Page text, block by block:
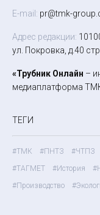
E-mail: pr@tmk-
Адрес редакции:
ул. Покровка, д.40
«Трубник Онлайн –
медиаплатформа
ТЕГИ
#ТМК #ПНТЗ #ЧТПЗ
#ТАГМЕТ
#История
#Производство